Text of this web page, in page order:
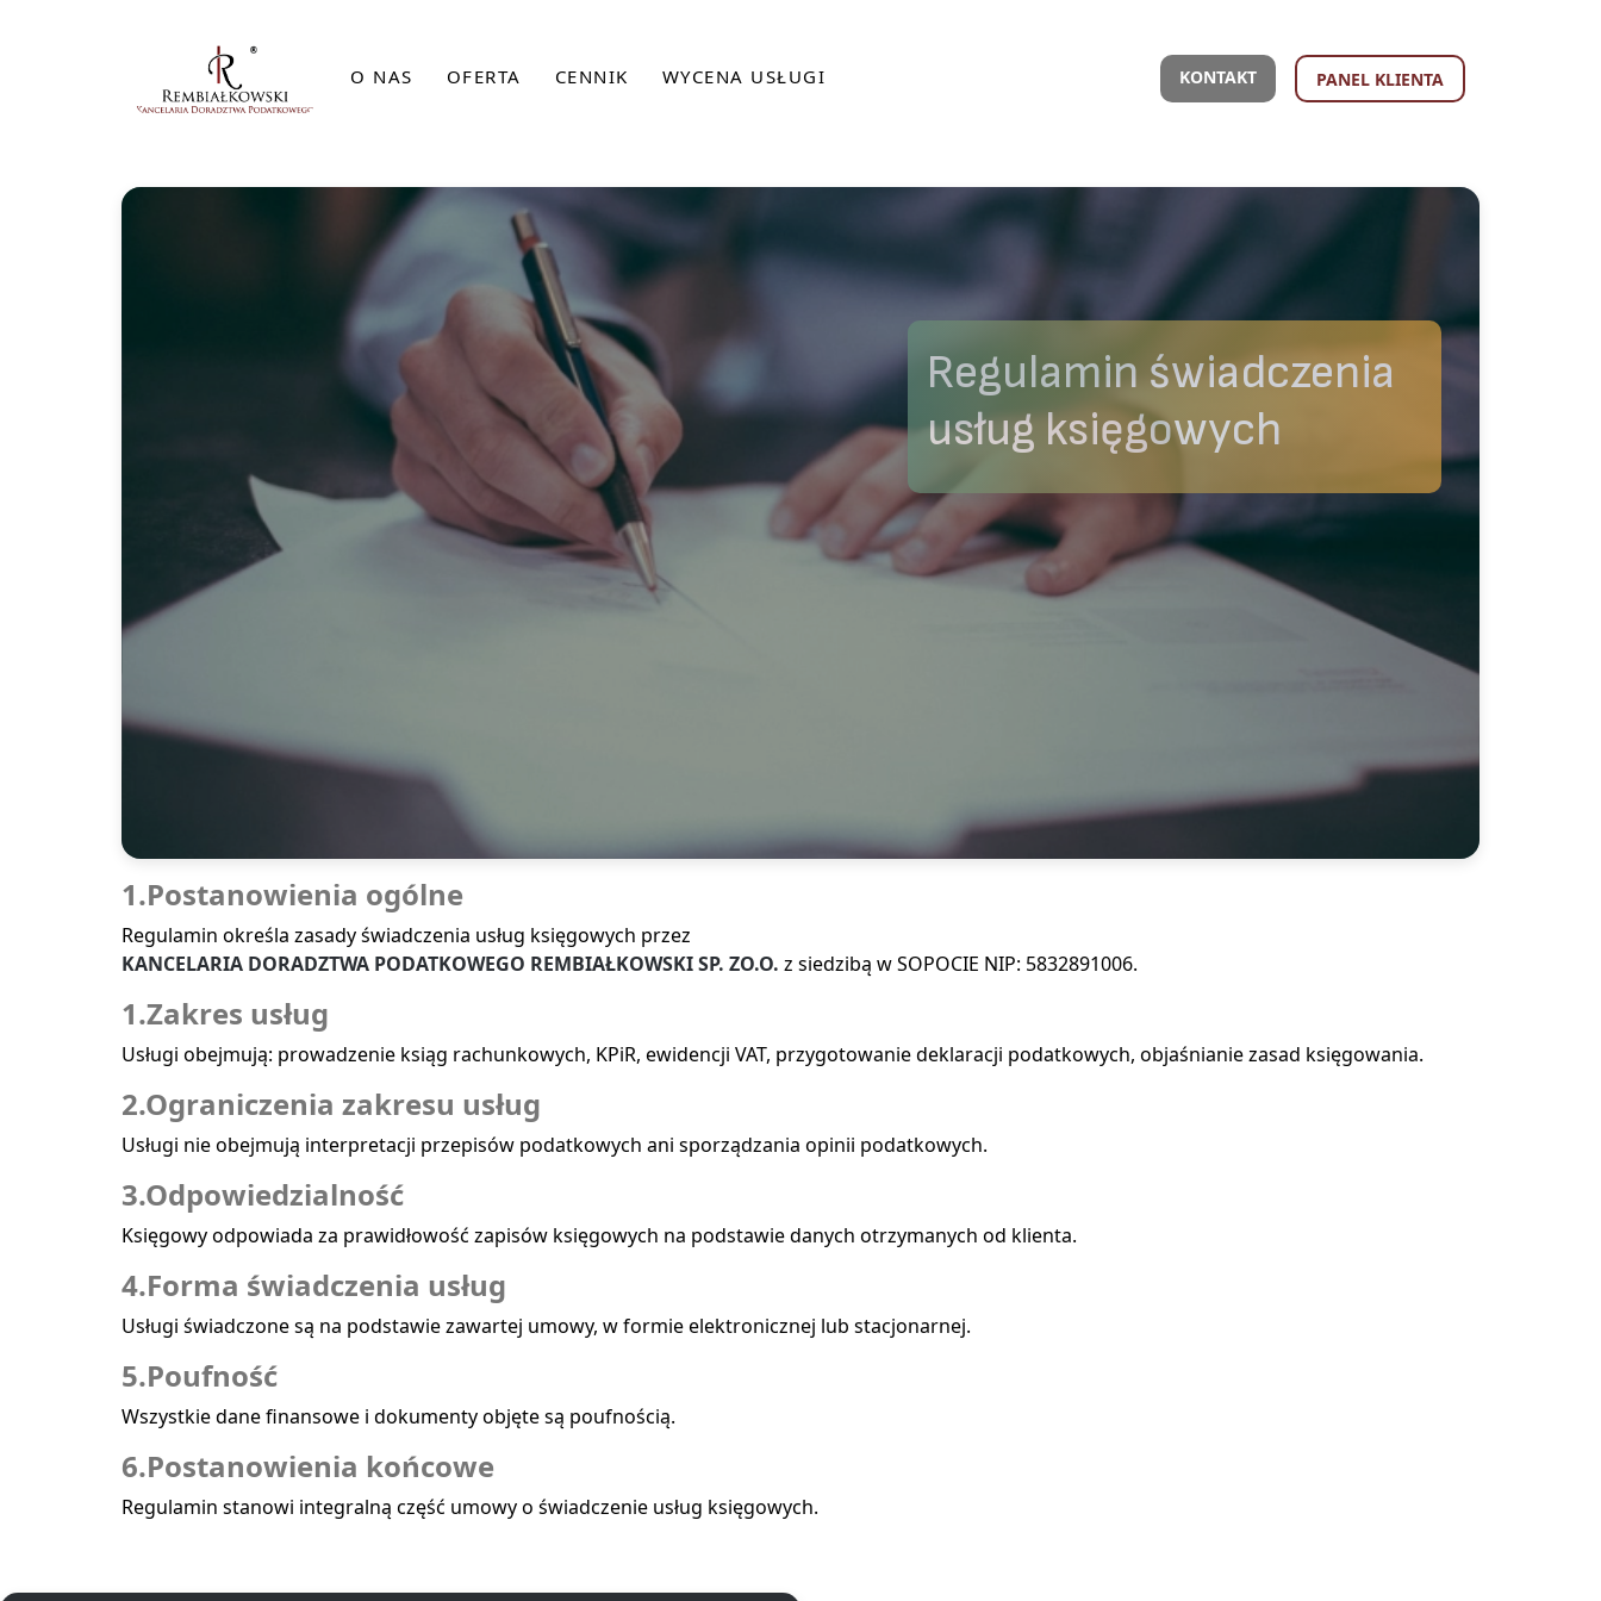
O NAS OFERTA CENNIK WYCENA USŁUGI KONTAKT PANEL KLIENTA
Regulamin świadczenia
usług księgowych
1.Postanowienia ogólne
Regulamin określa zasady świadczenia usług księgowych przez
KANCELARIA DORADZTWA PODATKOWEGO REMBIAŁKOWSKI SP. ZO.O. z siedzibą w SOPOCIE NIP: 5832891006.
1.Zakres usług
Usługi obejmują: prowadzenie ksiąg rachunkowych, KPiR, ewidencji VAT, przygotowanie deklaracji podatkowych, objaśnianie zasad księgowania.
2.Ograniczenia zakresu usług
Usługi nie obejmują interpretacji przepisów podatkowych ani sporządzania opinii podatkowych.
3.Odpowiedzialność
Księgowy odpowiada za prawidłowość zapisów księgowych na podstawie danych otrzymanych od klienta.
4.Forma świadczenia usług
Usługi świadczone są na podstawie zawartej umowy, w formie elektronicznej lub stacjonarnej.
5.Poufność
Wszystkie dane finansowe i dokumenty objęte są poufnością.
6.Postanowienia końcowe
Regulamin stanowi integralną część umowy o świadczenie usług księgowych.